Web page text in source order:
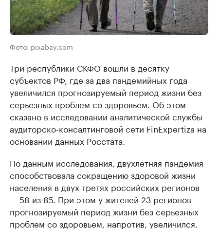
Фото: pixabay.com
Три республики СКФО вошли в десятку
субъектов РФ, где за два пандемийных года
увеличился прогнозируемый период жизни без
серьезных проблем со здоровьем. Об этом
сказано в исследовании аналитической службы
аудиторско-консалтинговой сети FinExpertiza на
основании данных Росстата.
По данным исследования, двухлетняя пандемия
способствовала сокращению здоровой жизни
населения в двух третях российских регионов
— 58 из 85. При этом у жителей 23 регионов
прогнозируемый период жизни без серьезных
проблем со здоровьем, напротив, увеличился.